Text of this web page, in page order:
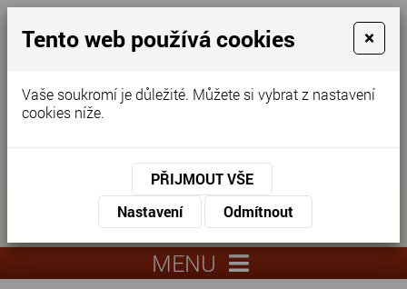
prohlídka
KONTAKTUJTE NÁS
KONTAKTUJTE NÁS
551
lysa.cz
MENU
Tento web používá cookies ×
Vaše soukromí je důležité. Můžete si vybrat z nastavení
cookies níže.
PŘIJMOUT VŠE
Nastavení
Odmítnout